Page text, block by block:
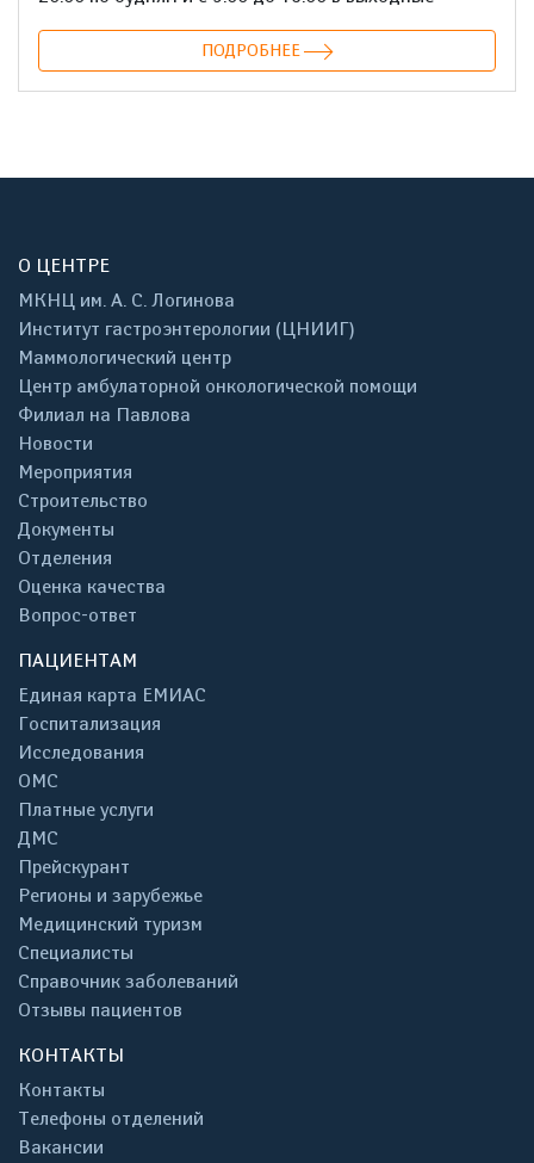
ПОДРОБНЕЕ
О ЦЕНТРЕ
МКНЦ им. А. С. Логинова
Институт гастроэнтерологии (ЦНИИГ)
Маммологический центр
Центр амбулаторной онкологической помощи
Филиал на Павлова
Новости
Мероприятия
Строительство
Документы
Отделения
Оценка качества
Вопрос-ответ
ПАЦИЕНТАМ
Единая карта ЕМИАС
Госпитализация
Исследования
ОМС
Платные услуги
ДМС
Прейскурант
Регионы и зарубежье
Медицинский туризм
Специалисты
Справочник заболеваний
Отзывы пациентов
КОНТАКТЫ
Контакты
Телефоны отделений
Вакансии